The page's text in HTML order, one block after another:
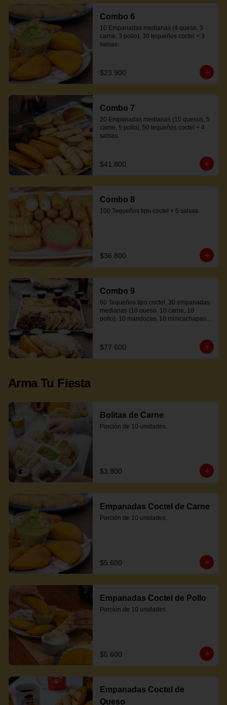
Combo 6
10 Empanadas medianas (4 queso, 3
carne, 3 pollo), 30 tequeños coctel + 3
salsas.
$23.900
Combo 7
20 Empanadas medianas (10 quesos, 5
carne, 5 pollo), 50 tequeños coctel + 4
salsas.
$41.800
Combo 8
100 Tequeños tipo coctel + 5 salsas.
$36.800
Combo 9
60 Tequeños tipo coctel, 30 empanadas
medianas (10 queso, 10 carne, 10
pollo), 10 mandocas, 10 minicachapas y
$77.600
Arma Tu Fiesta
Bolitas de Carne
Porción de 10 unidades.
$3.800
Empanadas Coctel de Carne
Porción de 10 unidades.
$5.600
Empanadas Coctel de Pollo
Porción de 10 unidades.
$5.600
Empanadas Coctel de
Queso